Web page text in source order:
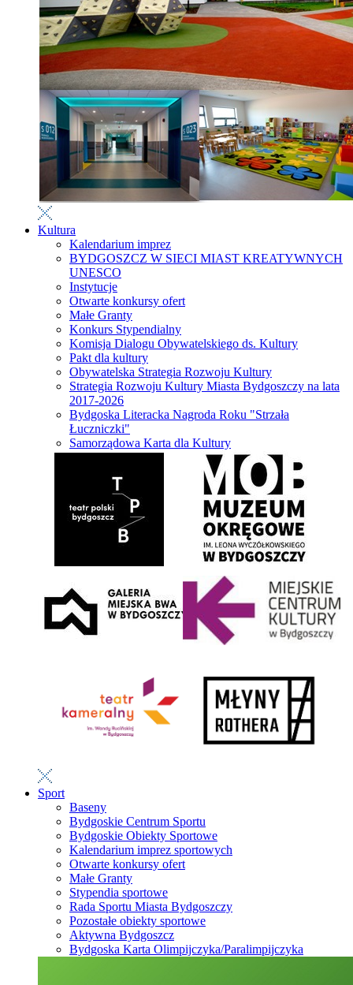
Kultura
Kalendarium imprez
BYDGOSZCZ W SIECI MIAST KREATYWNYCH
UNESCO
Instytucje
Otwarte konkursy ofert
Małe Granty
Konkurs Stypendialny
Komisja Dialogu Obywatelskiego ds. Kultury
Pakt dla kultury
Obywatelska Strategia Rozwoju Kultury
Strategia Rozwoju Kultury Miasta Bydgoszczy na lata
2017-2026
Bydgoska Literacka Nagroda Roku "Strzała
Łuczniczki"
Samorządowa Karta dla Kultury
Sport
Baseny
Bydgoskie Centrum Sportu
Bydgoskie Obiekty Sportowe
Kalendarium imprez sportowych
Otwarte konkursy ofert
Małe Granty
Stypendia sportowe
Rada Sportu Miasta Bydgoszczy
Pozostałe obiekty sportowe
Aktywna Bydgoszcz
Bydgoska Karta Olimpijczyka/Paralimpijczyka